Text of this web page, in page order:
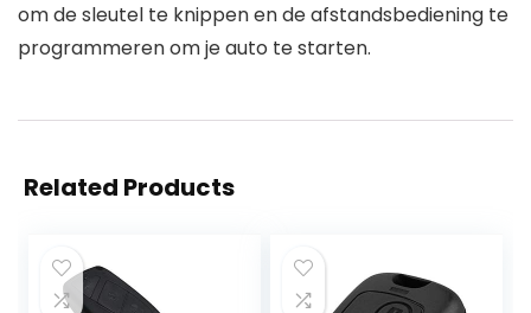
om de sleutel te knippen en de afstandsbediening te
programmeren om je auto te starten.
Related Products